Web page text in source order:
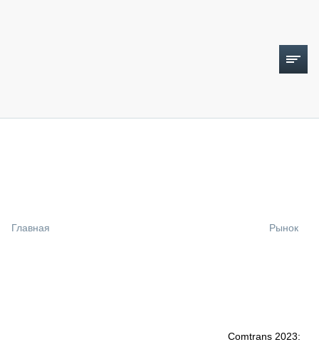
Главная Рынок
Comtrans 2023: